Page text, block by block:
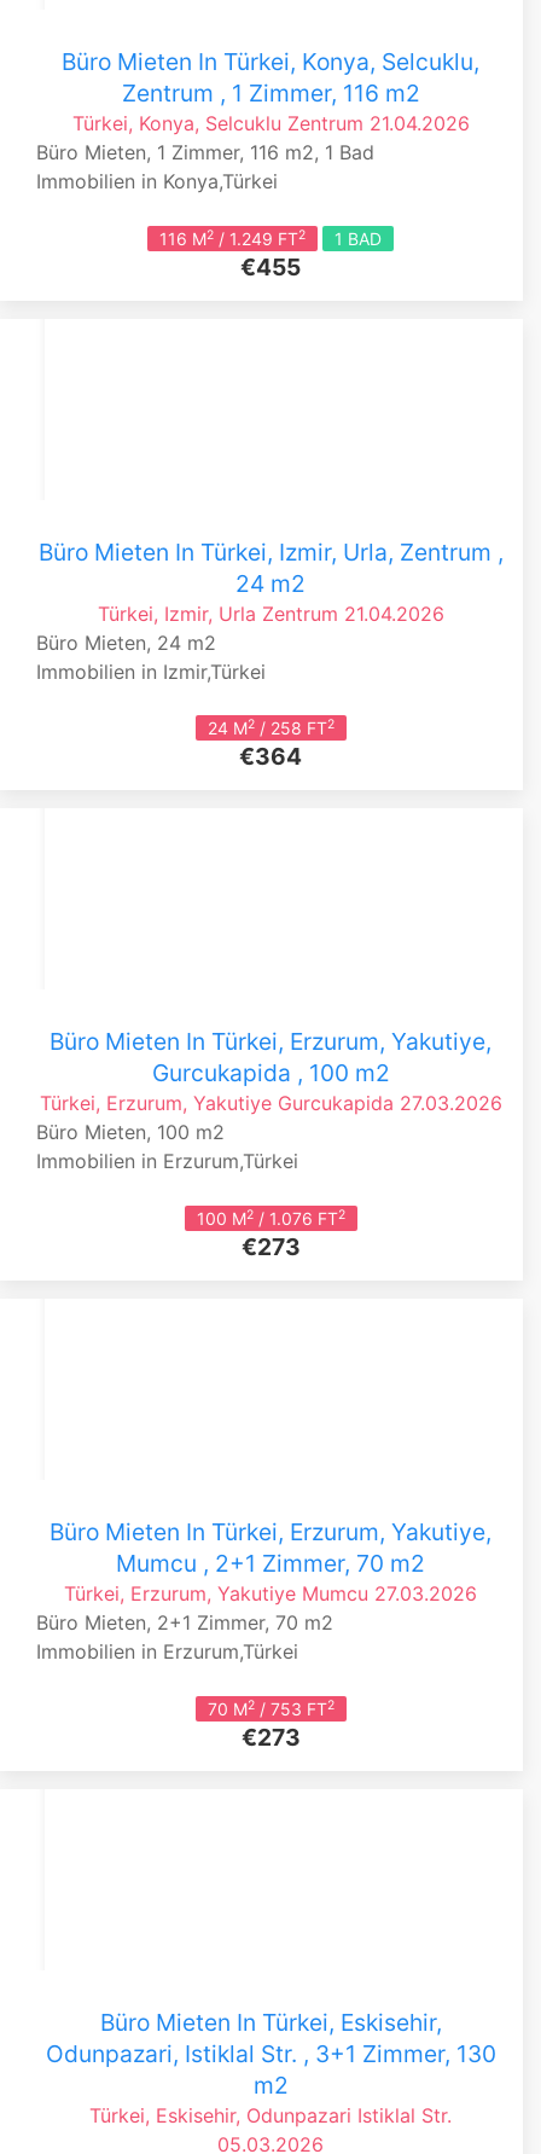
Büro Mieten In Türkei, Konya, Selcuklu,
Zentrum , 1 Zimmer, 116 m2
Türkei, Konya, Selcuklu Zentrum 21.04.2026
Büro Mieten, 1 Zimmer, 116 m2, 1 Bad
Immobilien in Konya,Türkei
116 M2 / 1.249 FT2 1 BAD
€455
Büro Mieten In Türkei, Izmir, Urla, Zentrum ,
24 m2
Türkei, Izmir, Urla Zentrum 21.04.2026
Büro Mieten, 24 m2
Immobilien in Izmir,Türkei
24 M2/ 258 FT2
€364
Büro Mieten In Türkei, Erzurum, Yakutiye,
Gurcukapida , 100 m2
Türkei, Erzurum, Yakutiye Gurcukapida 27.03.2026
Büro Mieten, 100 m2
Immobilien in Erzurum,Türkei
100 M2/ 1.076 FT2
€273
Büro Mieten In Türkei, Erzurum, Yakutiye,
Mumcu , 2+1 Zimmer, 70 m2
Türkei, Erzurum, Yakutiye Mumcu 27.03.2026
Büro Mieten, 2+1 Zimmer, 70 m2
Immobilien in Erzurum,Türkei
70 M2/ 753 FT2
€273
Büro Mieten In Türkei, Eskisehir,
Odunpazari, Istiklal Str. , 3+1 Zimmer, 130
m2
Türkei, Eskisehir, Odunpazari Istiklal Str.
05.03.2026